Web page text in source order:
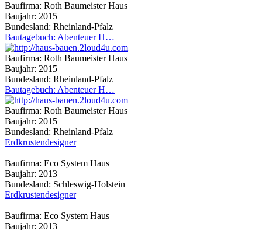
Baufirma: Roth Baumeister Haus
Baujahr: 2015
Bundesland: Rheinland-Pfalz
Bautagebuch: Abenteuer H…
Baufirma: Roth Baumeister Haus
Baujahr: 2015
Bundesland: Rheinland-Pfalz
Bautagebuch: Abenteuer H…
Baufirma: Roth Baumeister Haus
Baujahr: 2015
Bundesland: Rheinland-Pfalz
Erdkrustendesigner
Baufirma: Eco System Haus
Baujahr: 2013
Bundesland: Schleswig-Holstein
Erdkrustendesigner
Baufirma: Eco System Haus
Baujahr: 2013